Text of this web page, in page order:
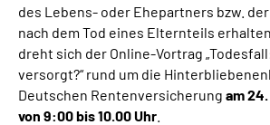
Online-Services
Die DRV Knappschaft-Bahn-See in
Gebärdensprache
des Lebens- oder Ehepartners bzw.
nach dem Tod eines Elternteils
dreht sich der Online-Vortrag
versorgt?“ rund um die
Deutschen Rentenversicherung am
von 9:00bis 10.00 Uhr